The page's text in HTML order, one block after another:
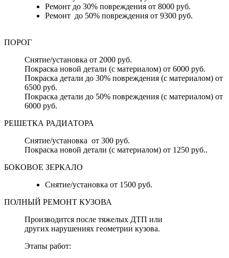
Ремонт до 30% повреждения от 8000 руб.
Ремонт до 50% повреждения от 9300 руб.
ПОРОГ
Снятие/установка от 2000 руб.
Покраска новой детали (с материалом) от 6000 руб.
Покраска детали до 30% повреждения (с материалом) от
6500 руб.
Покраска детали до 50% повреждения (с материалом) от
6000 руб.
РЕШЕТКА РАДИАТОРА
Снятие/установка от 300 руб.
Покраска новой детали (с материалом) от 1250 руб..
БОКОВОЕ ЗЕРКАЛО
Снятие/установка от 1500 руб.
ПОЛНЫЙ РЕМОНТ КУЗОВА
Производится после тяжелых ДТП или
других нарушениях геометрии кузова.
Этапы работ: